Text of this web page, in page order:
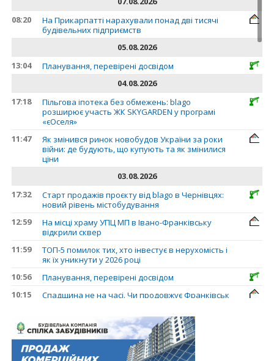
08:20
На Прикарпатті нарахували понад дві тисячі
будівельних підприємств
05.08.2026
13:04
Планування, перевірені досвідом
04.08.2026
17:18
Пільгова іпотека без обмежень: blago
розширює участь ЖК SKYGARDEN у програмі
«єОселя»
11:47
Як змінився ринок новобудов України за роки
війни: де будують, що купують та як змінилися
ціни
03.08.2026
17:32
Старт продажів проєкту від blago в Чернівцях:
новий рівень містобудування
12:59
На місці храму УПЦ МП в Івано-Франківську
відкрили сквер
11:59
ТОП-5 помилок тих, хто інвестує в нерухомість і
як їх уникнути у 2026 році
10:56
Планування, перевірені досвідом
10:15
Спадщина не на часі. Чи продовжує Франківськ
31.07.2026
13:35
У Франківську анонсували новий житловий
масив «Надрічний»